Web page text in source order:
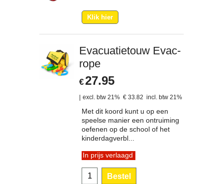
Klik hier
Evacuatietouw Evac-
rope
€27.95
excl. btw 21% € 33.82 incl. btw 21%
Met dit koord kunt u op een
speelse manier een ontruiming
oefenen op de school of het
kinderdagverbl...
In prijs verlaagd
Bestel